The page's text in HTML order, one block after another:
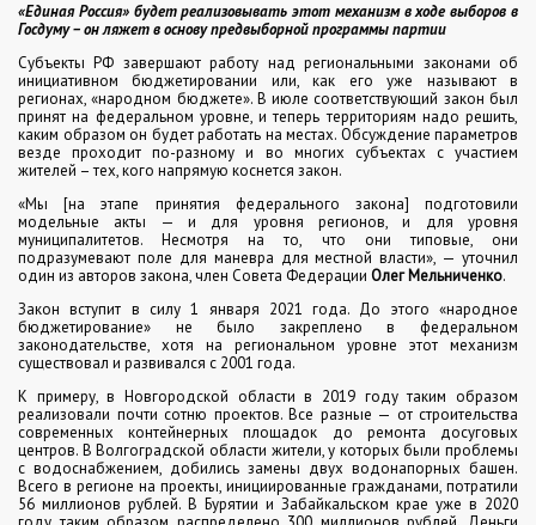
«Единая Россия» будет реализовывать этот механизм в ходе выборов в
Госдуму – он ляжет в основу предвыборной программы партии
Субъекты РФ завершают работу над региональными законами об
инициативном бюджетировании или, как его уже называют в
регионах, «народном бюджете». В июле соответствующий закон был
принят на федеральном уровне, и теперь территориям надо решить,
каким образом он будет работать на местах. Обсуждение параметров
везде проходит по-разному и во многих субъектах с участием
жителей – тех, кого напрямую коснется закон.
«Мы [на этапе принятия федерального закона] подготовили
модельные акты — и для уровня регионов, и для уровня
муниципалитетов. Несмотря на то, что они типовые, они
подразумевают поле для маневра для местной власти», — уточнил
один из авторов закона, член Совета Федерации Олег Мельниченко.
Закон вступит в силу 1 января 2021 года. До этого «народное
бюджетирование» не было закреплено в федеральном
законодательстве, хотя на региональном уровне этот механизм
существовал и развивался с 2001 года.
К примеру, в Новгородской области в 2019 году таким образом
реализовали почти сотню проектов. Все разные — от строительства
современных контейнерных площадок до ремонта досуговых
центров. В Волгоградской области жители, у которых были проблемы
с водоснабжением, добились замены двух водонапорных башен.
Всего в регионе на проекты, инициированные гражданами, потратили
56 миллионов рублей. В Бурятии и Забайкальском крае уже в 2020